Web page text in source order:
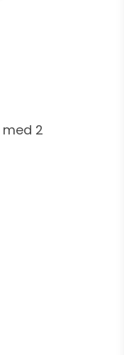
med 2